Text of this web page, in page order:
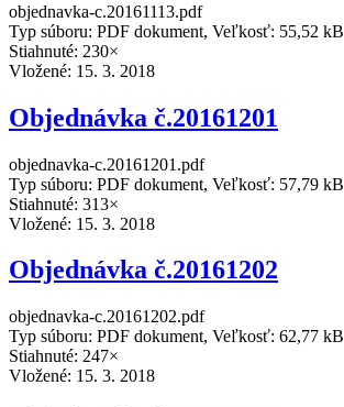
objednavka-c.20161113.pdf
Typ súboru: PDF dokument, Veľkosť: 55,52 kB
Stiahnuté: 230×
Vložené: 15. 3. 2018
Objednávka č.20161201
objednavka-c.20161201.pdf
Typ súboru: PDF dokument, Veľkosť: 57,79 kB
Stiahnuté: 313×
Vložené: 15. 3. 2018
Objednávka č.20161202
objednavka-c.20161202.pdf
Typ súboru: PDF dokument, Veľkosť: 62,77 kB
Stiahnuté: 247×
Vložené: 15. 3. 2018